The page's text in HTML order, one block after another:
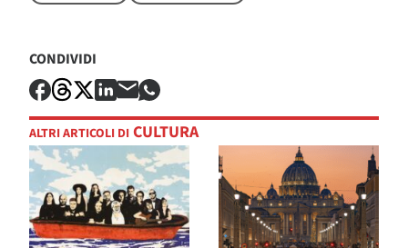
CONDIVIDI
ALTRI ARTICOLI DI CULTURA